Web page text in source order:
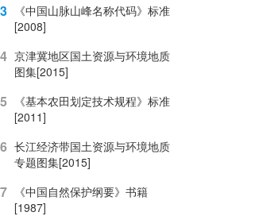
3
《中国山脉山峰名称代码》标准
[2008]
4 京津冀地区国土资源与环境地质
图集[2015]
5
《基本农田划定技术规程》标准
[2011]
6 长江经济带国土资源与环境地质
专题图集[2015]
7
《中国自然保护纲要》书籍
[1987]